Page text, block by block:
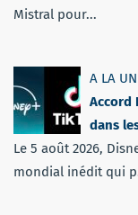
Mistral pour...
A LA
Accord
dans
Le 5 août 2026,
mondial inédit qui